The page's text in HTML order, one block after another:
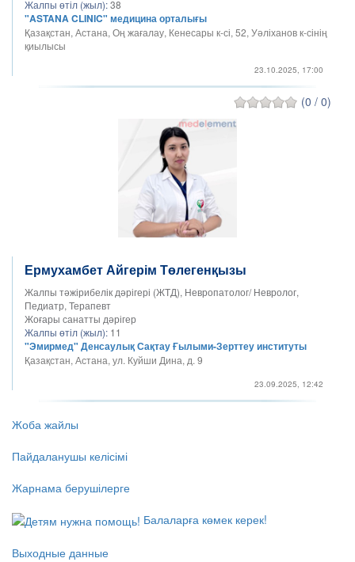
Жалпы өтіл (жыл):38
"ASTANA CLINIC" медицина орталығы
Қазақстан, Астана, Оң жағалау, Кенесары к-сі, 52, Уәліханов к-сінің
қиылысы
23.10.2025, 17:00
(0 / 0)
Ермухамбет Айгерім Төлегенқызы
Жалпы тәжірибелік дәрігері (ЖТД), Невропатолог/ Невролог,
Педиатр, Терапевт
Жоғары санатты дәрігер
Жалпы өтіл (жыл): 11
"Эмирмед" Денсаулық Сақтау Ғылыми-Зерттеу институты
Қазақстан, Астана, ул. Куйши Дина, д. 9
23.09.2025, 12:42
Жоба жайлы
Пайдаланушы келісімі
Жарнама берушілерге
Балаларға көмек керек!
Выходные данные